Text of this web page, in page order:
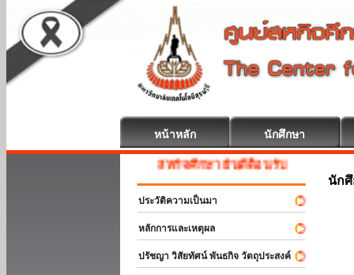
หน้าหลัก นักศึกษา
สหกิจศึกษา ยินดีต้อนรับ
ประวัติความเป็นมา
หลักการและเหตุผล
ปรัชญา วิสัยทัศน์ พันธกิจ วัตถุประสงค์
นัก